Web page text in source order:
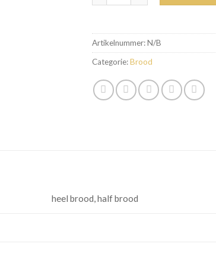
Artikelnummer:N/B
Categorie:Brood
heel brood, half brood